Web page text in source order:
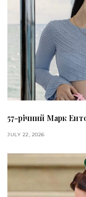
57-річний Марк
JULY 22, 2026